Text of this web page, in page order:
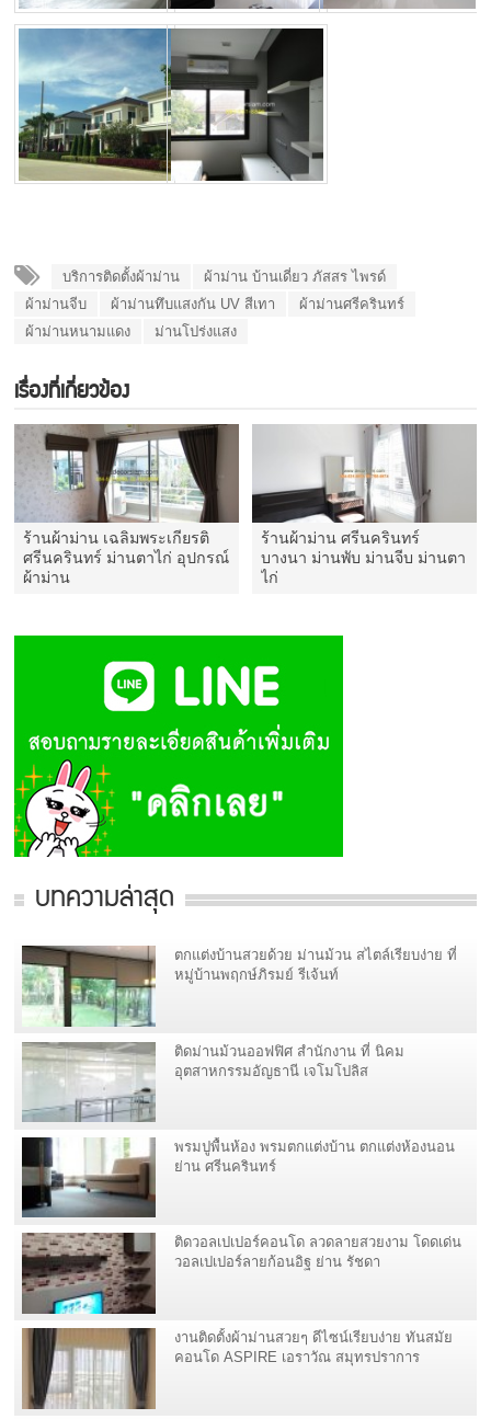
บริการติดตั้งผ้าม่าน
ผ้าม่าน บ้านเดี่ยว ภัสสร ไพรด์
ผ้าม่านจีบ
ผ้าม่านทึบแสงกัน UV สีเทา
ผ้าม่านศรีครินทร์
ผ้าม่านหนามแดง
ม่านโปร่งแสง
เรื่องที่เกี่ยวข้อง
ร้านผ้าม่าน เฉลิมพระเกียรติ
ศรีนครินทร์ ม่านตาไก่ อุปกรณ์
ผ้าม่าน
ร้านผ้าม่าน ศรีนครินทร์
บางนา ม่านพับ ม่านจีบ ม่านตา
ไก่
บทความล่าสุด
ตกแต่งบ้านสวยด้วย ม่านม้วน สไตล์เรียบง่าย ที่
หมู่บ้านพฤกษ์ภิรมย์ รีเจ้นท์
ติดม่านม้วนออฟฟิศ สำนักงาน ที่ นิคม
อุตสาหกรรมอัญธานี เจโมโปลิส
พรมปูพื้นห้อง พรมตกแต่งบ้าน ตกแต่งห้องนอน
ย่าน ศรีนครินทร์
ติดวอลเปเปอร์คอนโด ลวดลายสวยงาม โดดเด่น
วอลเปเปอร์ลายก้อนอิฐ ย่าน รัชดา
งานติดตั้งผ้าม่านสวยๆ ดีไซน์เรียบง่าย ทันสมัย
คอนโด ASPIRE เอราวัณ สมุทรปราการ